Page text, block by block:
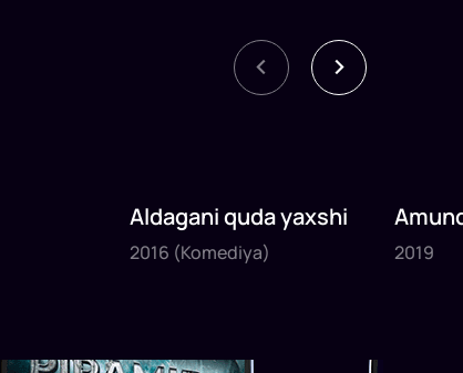
2016
1x82daq.
Aldagani quda yaxshi
2016 (Komediya)
2019
1x120
2019